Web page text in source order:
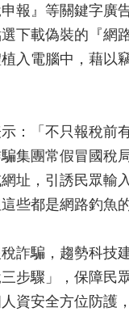
報』等關鍵字廣
下載偽裝的『網
入電腦中，藉以
：「不只報稅前
集團常假冒國稅
址，引誘民眾輸
些都是網路釣魚
詐騙，趨勢科技
步驟」，保障民
資安全方位防護